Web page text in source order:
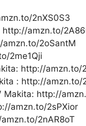
2nXS0S3
http://amzn.to/
2oSantM
2me1Qji
http://amzn.to/
: http://amzn.to/
Makita: http://
amzn.to/2sPXior
2nAR8oT